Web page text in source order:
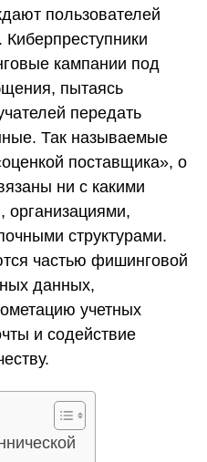
пользователей
кампании под
пытаясь
передать
Так называемые
поставщика», о
ни с какими
структурами.
частью фишинговой
данных,
учетных
и содействие